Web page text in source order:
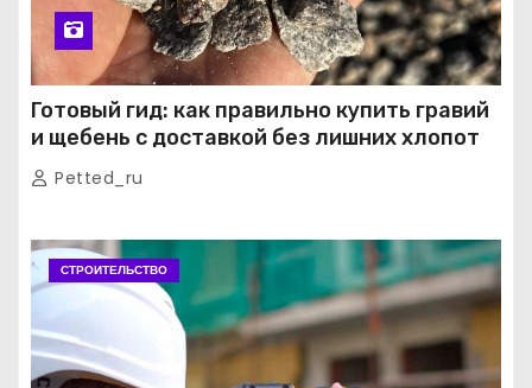
Готовый гид: как правильно купить гравий
и щебень с доставкой без лишних хлопот
Petted_ru
СТРОИТЕЛЬСТВО